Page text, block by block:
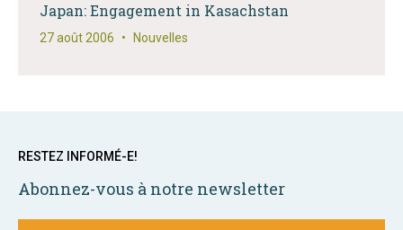
Japan: Engagement in Kasachstan
27 août 2006 • Nouvelles
RESTEZ INFORMÉ-E!
Abonnez-vous à notre newsletter